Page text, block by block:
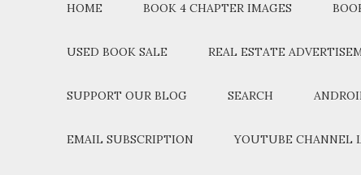
HOME BOOK 4 CHAPTER IMAGES
USED BOOK SALE REAL ESTATE
SUPPORT OUR BLOG SEARCH
EMAIL SUBSCRIPTION YOUTUBE CHANNEL